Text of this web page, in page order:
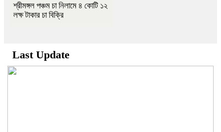
শ্রীমঙ্গল পঞ্চম চা নিলামে ৪ কোটি ১২
লক্ষ টাকার চা বিক্রি
Last Update